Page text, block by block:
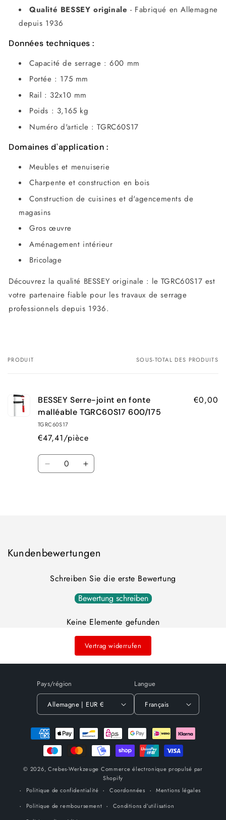
Qualité BESSEY originale - Fabriqué en Allemagne
depuis 1936
Données techniques :
Capacité de serrage : 600 mm
Portée : 175 mm
Rail : 32x10 mm
Poids : 3,165 kg
Numéro d'article : TGRC60S17
Domaines d'application :
Meubles et menuiserie
Charpente et construction en bois
Construction de cuisines et d'agencements de
magasins
Gros œuvre
Aménagement intérieur
Bricolage
Découvrez la qualité BESSEY originale : le TGRC60S17 est
votre partenaire fiable pour les travaux de serrage
professionnels depuis 1936.
Votre
PRODUIT SOUS-TOTAL DES PRODUITS
BESSEY Serre-joint en fonte
malléable TGRC60S17 600/175
TGRC60S17
€47,41/pièce
€0,00
Quantité
Réduire
Augmenter
Kundenbewertungen
Schreiben Sie die erste Bewertung
Bewertung schreiben
Keine Elemente gefunden
Vertrag widerrufen
Pays/région
Allemagne | EUR €
Langue
Français
Moyens
paiement
© 2026, Crebes-Werkzeuge Commerce électronique propulsé par
Shopify
Politique de confidentialité
Coordonnées
Mentions légales
Politique de remboursement
Conditions d’utilisation